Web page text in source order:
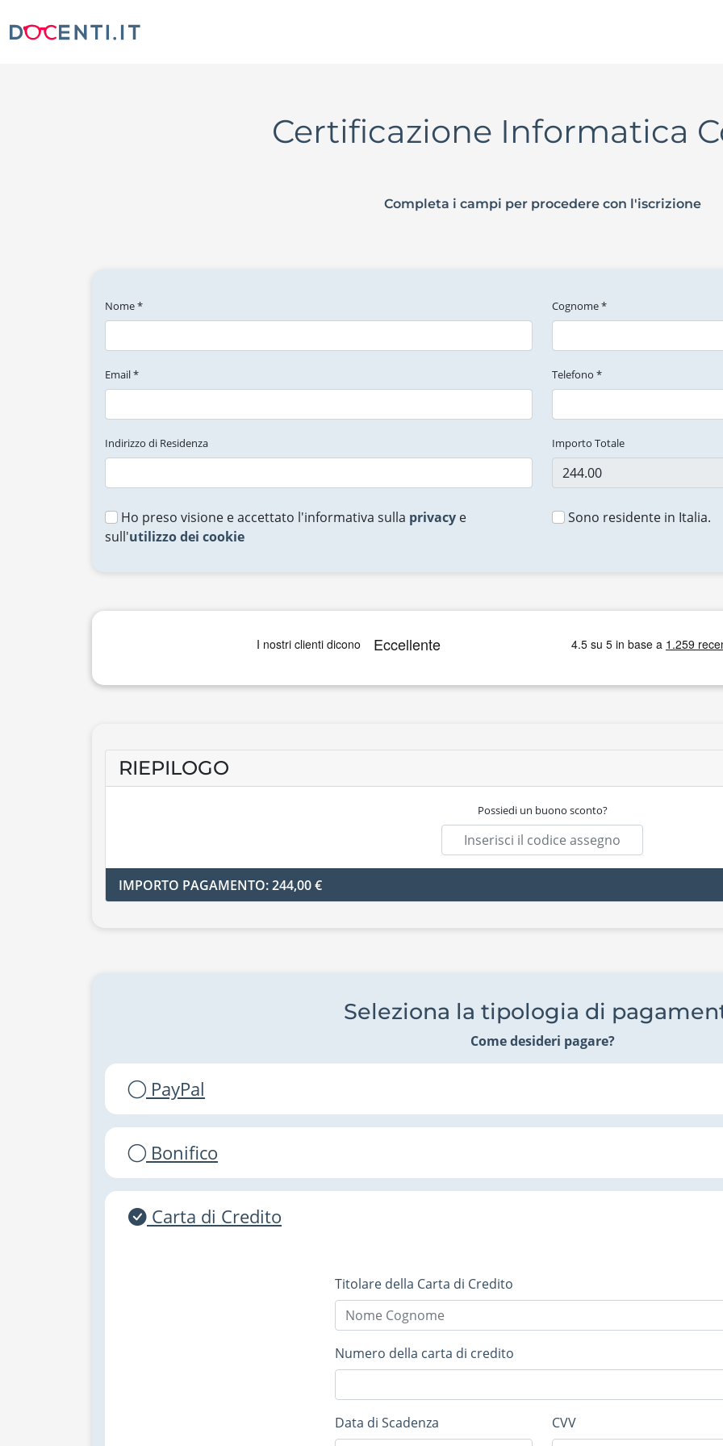
Certificazione Informatica
Completa i campi per procedere con l'iscrizione
Nome * Cognome *
Email * Telefono *
Indirizzo di Residenza Importo Totale
Ho preso visione e accettato l'informativa sulla privacy e
sull'utilizzo dei cookie
Sono residente in Italia.
RIEPILOGO
Possiedi un buono sconto?
IMPORTO PAGAMENTO: 244,00 €
Seleziona la tipologia di
Come desideri pagare?
PayPal
Bonifico
Carta di Credito
Titolare della Carta di Credito
Numero della carta di credito
Data di Scadenza CVV